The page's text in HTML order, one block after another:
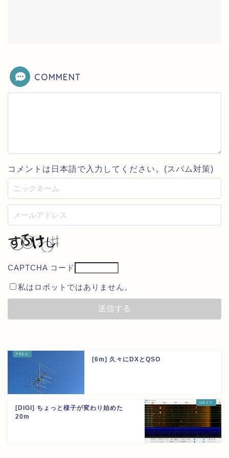
COMMENT
コメントは日本語で入力してください。(スパム対策)
CAPTCHA コード
私はロボットではありません。
[6m] 久々にDXとQSO
[DIGI] ちょっと様子が変わり始めた
20m